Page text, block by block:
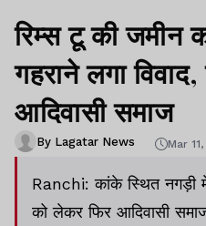
रिम्स टू की जमीन
गहराने लगा
आदिवासी समाज
By Lagatar News Mar
Ranchi: कांके स्थित नगड़ी
को लेकर फिर आदिवासी